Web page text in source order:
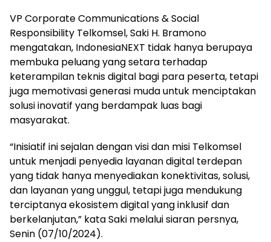
VP Corporate Communications & Social
Responsibility Telkomsel, Saki H. Bramono
mengatakan, IndonesiaNEXT tidak hanya berupaya
membuka peluang yang setara terhadap
keterampilan teknis digital bagi para peserta, tetapi
juga memotivasi generasi muda untuk menciptakan
solusi inovatif yang berdampak luas bagi
masyarakat.
“Inisiatif ini sejalan dengan visi dan misi Telkomsel
untuk menjadi penyedia layanan digital terdepan
yang tidak hanya menyediakan konektivitas, solusi,
dan layanan yang unggul, tetapi juga mendukung
terciptanya ekosistem digital yang inklusif dan
berkelanjutan,” kata Saki melalui siaran persnya,
Senin (07/10/2024).